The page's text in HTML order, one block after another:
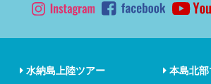
水納島上陸ツアー 本島北